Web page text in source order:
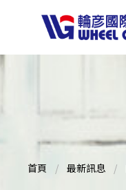
首頁 最新訊息